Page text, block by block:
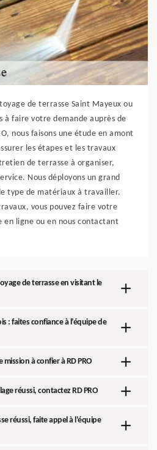
de terrasse Saint Mayeux ou
à faire votre demande auprès de
nous faisons une étude en amont
les étapes et les travaux
de terrasse à organiser,
Nous déployons un grand
type de matériaux à travailler.
vous pouvez faire votre
en ligne ou en nous contactant
de terrasse en visitant le
: faites confiance à l’équipe de
à confier à RD PRO
réussi, contactez RD PRO
réussi, faite appel à l’équipe